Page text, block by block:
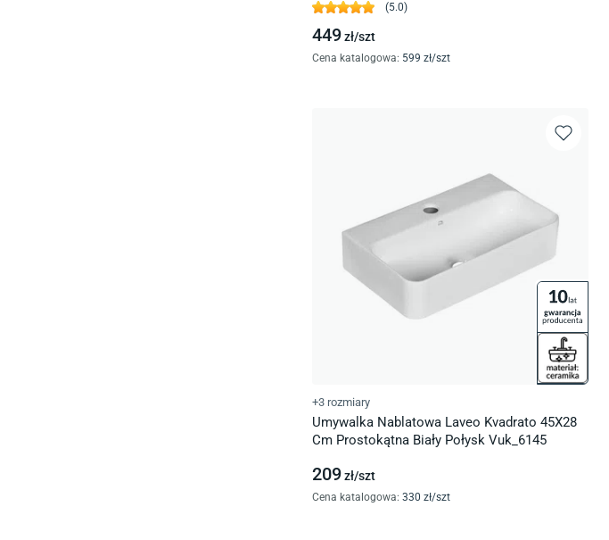
(5.0)
449zł/szt
Cena katalogowa: 599 zł/szt
+3 rozmiary
Umywalka Nablatowa Laveo Kvadrato 45X28
Cm Prostokątna Biały Połysk Vuk_6145
209zł/szt
Cena katalogowa: 330 zł/szt